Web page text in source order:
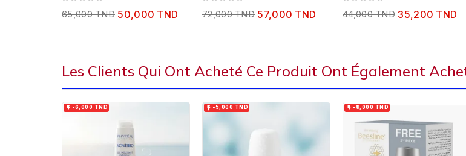
65,000 TND 50,000 TND 72,000 TND 57,000 TND 44,000 TND 35,200 TND
Les Clients Qui Ont Acheté Ce Produit Ont Également
 -6,000 TND  -5,000 TND  -8,000 TND